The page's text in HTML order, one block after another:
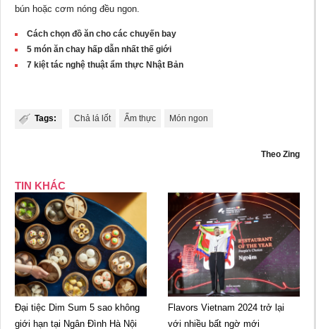
bún hoặc cơm nóng đều ngon.
Cách chọn đồ ăn cho các chuyến bay
5 món ăn chay hấp dẫn nhất thế giới
7 kiệt tác nghệ thuật ẩm thực Nhật Bản
Tags: Chả lá lốt Ẩm thực Món ngon
Theo Zing
TIN KHÁC
Đại tiệc Dim Sum 5 sao không
giới hạn tại Ngân Đình Hà Nội
Flavors Vietnam 2024 trở lại
với nhiều bất ngờ mới